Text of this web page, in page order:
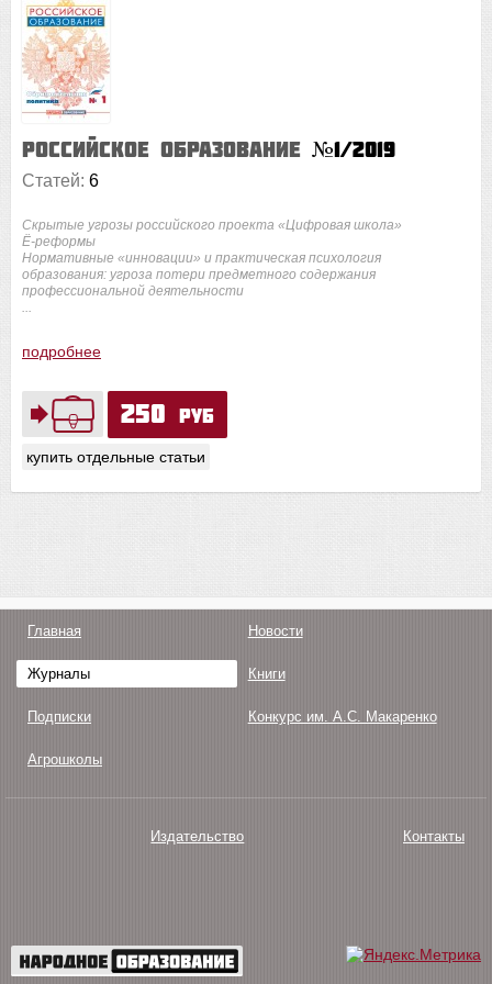
250 руб
купить отдельные статьи
Российское образование №1/2019
Статей: 6
Скрытые угрозы российского проекта «Цифровая школа»
Ё-реформы
Нормативные «инновации» и практическая психология
образования: угроза потери предметного содержания
профессиональной деятельности
подробнее
Главная Новости
Журналы Книги
Подписки Конкурс им. А.С. Макаренко
Агрошколы
Издательство Контакты